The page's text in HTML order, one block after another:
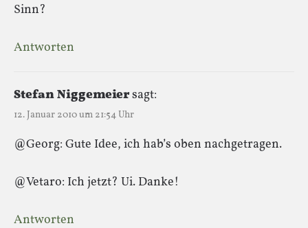
Sinn?
Antworten
Stefan Niggemeiersagt:
12. Januar 2010 um 21:54 Uhr
@Georg: Gute Idee, ich hab’s oben nachgetragen.
@Vetaro: Ich jetzt? Ui. Danke!
Antworten